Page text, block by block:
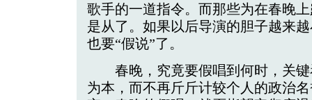
歌手的一道指令。而那些为在春晚
是从了。如果以后导演的胆子越来
也要“假说”了。
春晚，究竟要假唱到何时，关键
为本，而不再斤斤计较个人的政治